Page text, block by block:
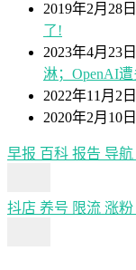
2019年2月28日
了!
2023年4月23日
淋；OpenAI
2022年11月2日
2020年2月10日
早报 百科 报告 导航
抖店 养号 限流 涨粉